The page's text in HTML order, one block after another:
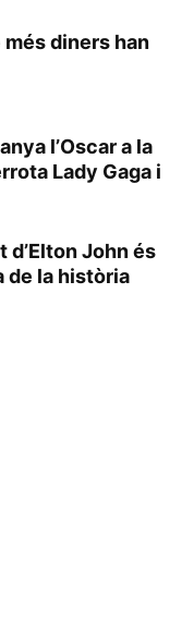
més diners han
l’Oscar a la
Lady Gaga i
d’Elton John és
de la història